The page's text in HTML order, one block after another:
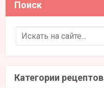
Поиск
Search for:
Категории рецептов